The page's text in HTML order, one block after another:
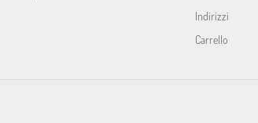
Indirizzi
Carrello